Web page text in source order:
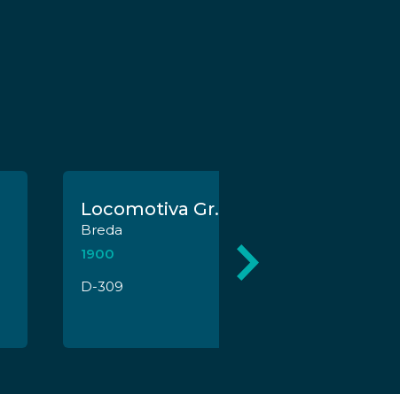
Locomotiva Gr. 552-036 FS
Breda
1900
D-309